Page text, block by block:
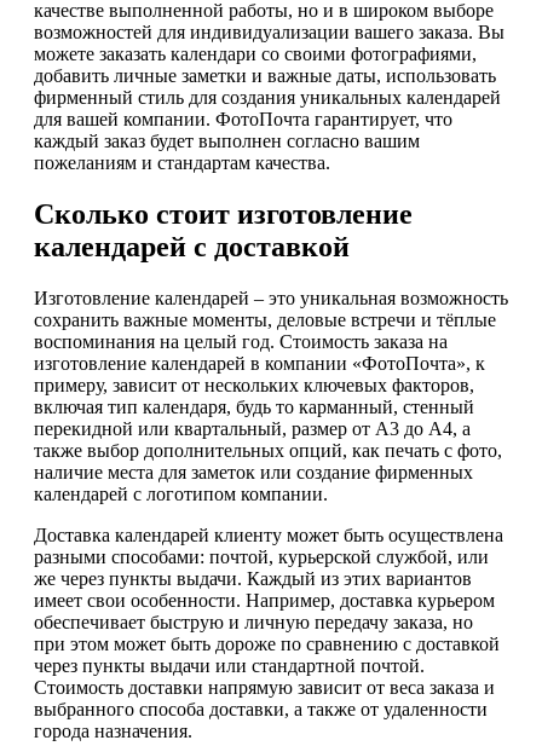
качестве выполненной работы, но и в широком выборе
возможностей для индивидуализации вашего заказа. Вы
можете заказать календари со своими фотографиями,
добавить личные заметки и важные даты, использовать
фирменный стиль для создания уникальных календарей
для вашей компании. ФотоПочта гарантирует, что
каждый заказ будет выполнен согласно вашим
пожеланиям и стандартам качества.
Сколько стоит изготовление
календарей с доставкой
Изготовление календарей – это уникальная возможность
сохранить важные моменты, деловые встречи и тёплые
воспоминания на целый год. Стоимость заказа на
изготовление календарей в компании «ФотоПочта», к
примеру, зависит от нескольких ключевых факторов,
включая тип календаря, будь то карманный, стенный
перекидной или квартальный, размер от А3 до А4, а
также выбор дополнительных опций, как печать с фото,
наличие места для заметок или создание фирменных
календарей с логотипом компании.
Доставка календарей клиенту может быть осуществлена
разными способами: почтой, курьерской службой, или
же через пункты выдачи. Каждый из этих вариантов
имеет свои особенности. Например, доставка курьером
обеспечивает быструю и личную передачу заказа, но
при этом может быть дороже по сравнению с доставкой
через пункты выдачи или стандартной почтой.
Стоимость доставки напрямую зависит от веса заказа и
выбранного способа доставки, а также от удаленности
города назначения.